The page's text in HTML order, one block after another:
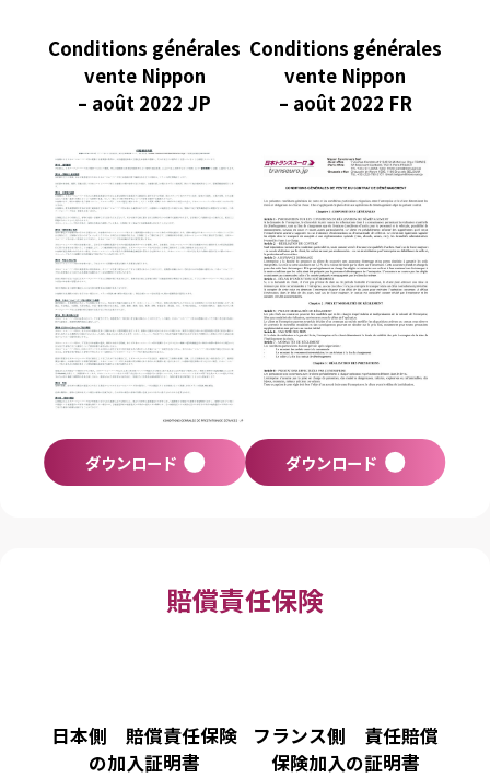
Conditions générales
vente Nippon
– août 2022 JP
ダウンロード
Conditions générales
vente Nippon
– août 2022 FR
ダウンロード
賠償責任保険
日本側 賠償責任保険
の加入証明書
フランス側 責任賠償
保険加入の証明書